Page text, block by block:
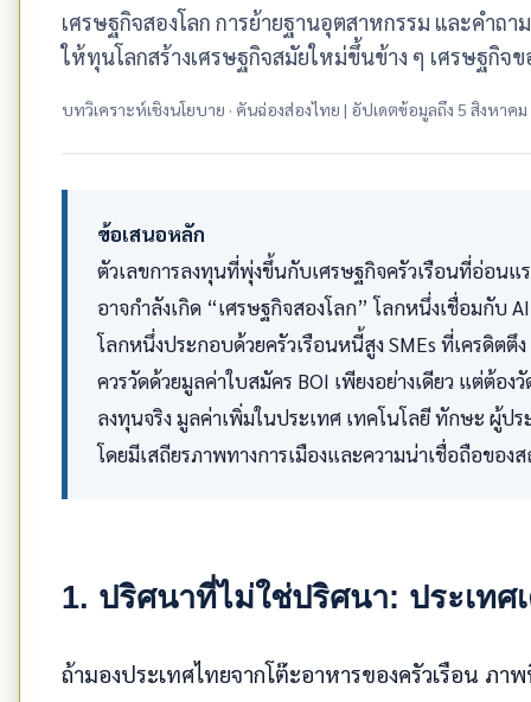
เศรษฐกิจสองโลก การย้ายฐานอุตสาหกรรม และคำถ
ให้ทุนโลกสร้างเศรษฐกิจสมัยใหม่ขึ้นข้าง ๆ เศรษฐกิจ
บทวิเคราะห์เชิงนโยบาย · คันฉ่องส่องไทย | อัปเดตข้อมูลถึง 5 สิงหาค
ข้อเสนอหลัก
ตัวเลขการลงทุนที่พุ่งขึ้นกับเศรษฐกิจครัวเรือนที่อ่อน
อาจกำลังเกิด “เศรษฐกิจสองโลก” โลกหนึ่งเชื่อมกับ
โลกหนึ่งประกอบด้วยครัวเรือนหนี้สูง SMEs ที่เครดิตตึ
ควรวัดด้วยมูลค่าใบสมัคร BOI เพียงอย่างเดียว แต่ต้อง
ลงทุนจริง มูลค่าเพิ่มในประเทศ เทคโนโลยี ทักษะ ผู้ป
โดยมีเสถียรภาพทางการเมืองและความน่าเชื่อถือขอ
1. ปริศนาที่ไม่ใช่ปริศนา: ประเทศ
ถ้ามองประเทศไทยจากโต๊ะอาหารของครัวเรือน ภา